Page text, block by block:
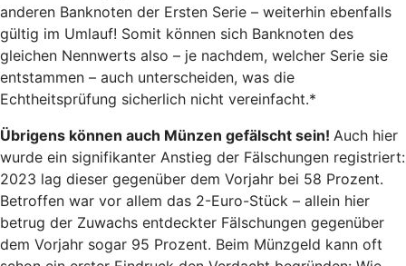
anderen Banknoten der Ersten Serie – weiterhin ebenfalls
gültig im Umlauf! Somit können sich Banknoten des
gleichen Nennwerts also – je nachdem, welcher Serie sie
entstammen – auch unterscheiden, was die
Echtheitsprüfung sicherlich nicht vereinfacht.*
Übrigens können auch Münzen gefälscht sein! Auch hier
wurde ein signifikanter Anstieg der Fälschungen registriert:
2023 lag dieser gegenüber dem Vorjahr bei 58 Prozent.
Betroffen war vor allem das 2-Euro-Stück – allein hier
betrug der Zuwachs entdeckter Fälschungen gegenüber
dem Vorjahr sogar 95 Prozent. Beim Münzgeld kann oft